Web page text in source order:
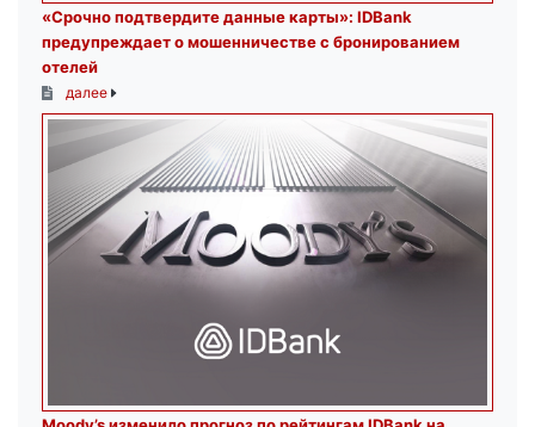
«Срочно подтвердите данные карты»: IDBank
предупреждает о мошенничестве с бронированием
отелей
далее